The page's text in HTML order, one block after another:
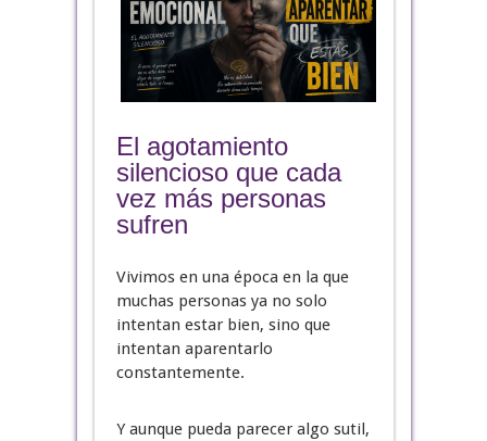
El agotamiento
silencioso que cada
vez más personas
sufren
Vivimos en una época en la que
muchas personas ya no solo
intentan estar bien, sino que
intentan aparentarlo
constantemente.
Y aunque pueda parecer algo sutil,